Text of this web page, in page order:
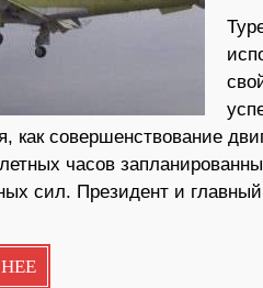
как совершенствование
часов
сил. Президент и главный